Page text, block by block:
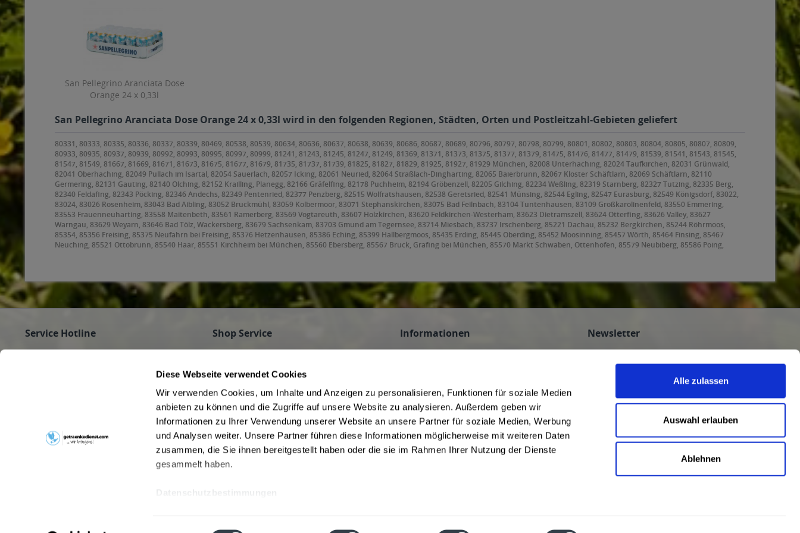
Diese Webseite verwendet Cookies
Wir verwenden Cookies, um Inhalte und Anzeigen zu personalisieren, Funktionen für soziale Medien
anbieten zu können und die Zugriffe auf unsere Website zu analysieren. Außerdem geben wir
Informationen zu Ihrer Verwendung unserer Website an unsere Partner für soziale Medien, Werbung
und Analysen weiter. Unsere Partner führen diese Informationen möglicherweise mit weiteren Daten
zusammen, die Sie ihnen bereitgestellt haben oder die sie im Rahmen Ihrer Nutzung der Dienste
gesammelt haben.
Alle zulassen
Auswahl erlauben
Ablehnen
San Pellegrino Aranciata Dose
Orange 24 x 0,33l
San Pellegrino Aranciata Dose Orange 24 x 0,33l wird in den folgenden Regionen, Städten, Orten und Postleitzahl-Gebieten geliefert
80331, 80333, 80335, 80336, 80337, 80339, 80469, 80538, 80539, 80634, 80636, 80637, 80638, 80639, 80686, 80687, 80689, 80796, 80797, 80798, 80799, 80801, 80802, 80803, 80804, 80805, 80807, 80809,
80933, 80935, 80937, 80939, 80992, 80993, 80995, 80997, 80999, 81241, 81243, 81245, 81247, 81249, 81369, 81371, 81373, 81375, 81377, 81379, 81475, 81476, 81477, 81479, 81539, 81541, 81543, 81545,
81547, 81549, 81667, 81669, 81671, 81673, 81675, 81677, 81679, 81735, 81737, 81739, 81825, 81827, 81829, 81925, 81927, 81929 München, 82008 Unterhaching, 82024 Taufkirchen, 82031 Grünwald,
82041 Oberhaching, 82049 Pullach im Isartal, 82054 Sauerlach, 82057 Icking, 82061 Neuried, 82064 Straßlach-Dingharting, 82065 Baierbrunn, 82067 Kloster Schäftlarn, 82069 Schäftlarn, 82110
Germering, 82131 Gauting, 82140 Olching, 82152 Krailling, Planegg, 82166 Gräfelfing, 82178 Puchheim, 82194 Gröbenzell, 82205 Gilching, 82234 Weßling, 82319 Starnberg, 82327 Tutzing, 82335 Berg,
82340 Feldafing, 82343 Pöcking, 82346 Andechs, 82349 Pentenried, 82377 Penzberg, 82515 Wolfratshausen, 82538 Geretsried, 82541 Münsing, 82544 Egling, 82547 Eurasburg, 82549 Königsdorf, 83022,
83024, 83026 Rosenheim, 83043 Bad Aibling, 83052 Bruckmühl, 83059 Kolbermoor, 83071 Stephanskirchen, 83075 Bad Feilnbach, 83104 Tuntenhausen, 83109 Großkarolinenfeld, 83550 Emmering,
83553 Frauenneuharting, 83558 Maitenbeth, 83561 Ramerberg, 83569 Vogtareuth, 83607 Holzkirchen, 83620 Feldkirchen-Westerham, 83623 Dietramszell, 83624 Otterfing, 83626 Valley, 83627
Warngau, 83629 Weyarn, 83646 Bad Tölz, Wackersberg, 83679 Sachsenkam, 83703 Gmund am Tegernsee, 83714 Miesbach, 83737 Irschenberg, 85221 Dachau, 85232 Bergkirchen, 85244 Röhrmoos,
85354, 85356 Freising, 85375 Neufahrn bei Freising, 85376 Hetzenhausen, 85386 Eching, 85399 Hallbergmoos, 85435 Erding, 85445 Oberding, 85452 Moosinning, 85457 Wörth, 85464 Finsing, 85467
Neuching, 85521 Ottobrunn, 85540 Haar, 85551 Kirchheim bei München, 85560 Ebersberg, 85567 Bruck, Grafing bei München, 85570 Markt Schwaben, Ottenhofen, 85579 Neubiberg, 85586 Poing,
Oberschleißheim, 85774 Unterföhring
Service Hotline
Haben Sie Fragen zu Ihrer Bestellung?
089/350 81 01
Shop Service
Firmenkunden
Jobs
Pfandrückgabe
Kontakt
Getränke auf Kommission
Beverage Delivery Service in Munich
Informationen
AGB des Lieferanten
Widerrufsbelehrung des Lieferanten
Liefer- und Zahlungsbedingungen
Newsletter
Abonnieren Sie den kostenlosen
getraenkedienst.com-Newsletter und
verpassen Sie keine Neuigkeit oder Aktion.